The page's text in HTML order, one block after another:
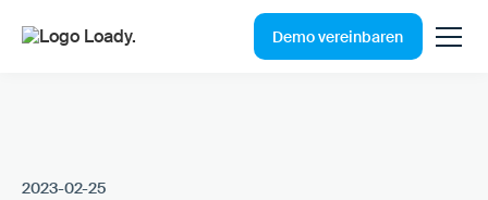
Demo vereinbaren
2023-02-25